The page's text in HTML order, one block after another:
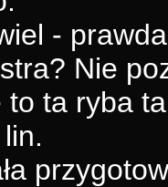
-
Nie
to ta ryba